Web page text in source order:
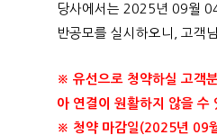
당사에서는 2025 년 09월
반공모를 실시하오니
고객
※ 유선으로 청약하실 고객
아 연결이 원활하지 않을 수
※ 청약 마감일 (2025년 09